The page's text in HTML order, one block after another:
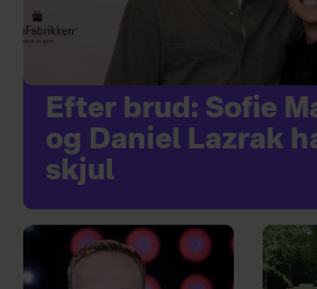
Efter brud: Sofie
og Daniel Lazrak
skjul